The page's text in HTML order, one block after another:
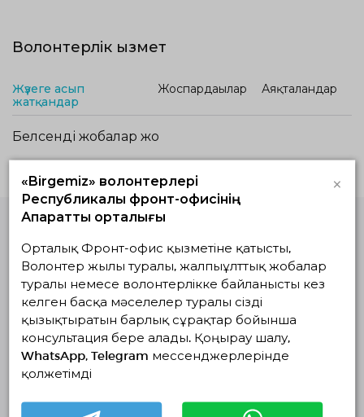
Волонтерлік қызмет
Жүзеге асып
жатқандар
Жоспардағылар Аяқталғандар
Белсенді жобалар жоқ
Волонтерлердің
платформасы
© Волонтерлердің біріңғай платформасы 2018-2026
Навигация
Байланыс
Біз туралы
«Birgemiz» волонтерлері
Республикалық фронт-офисінің
Ақпараттық орталығы
×
Орталық Фронт-офис қызметіне қатысты,
Волонтер жылы туралы, жалпыұлттық жобалар
туралы немесе волонтерлікке байланысты кез
келген басқа мәселелер туралы сізді
қызықтыратын барлық сұрақтар бойынша
консультация бере алады. Қоңырау шалу,
WhatsApp, Telegram мессенджерлерінде
қолжетімді